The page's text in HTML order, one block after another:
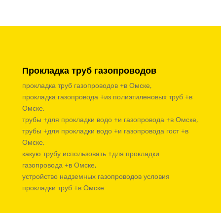
Прокладка труб газопроводов
прокладка труб газопроводов +в Омске,
прокладка газопровода +из полиэтиленовых труб +в
Омске,
трубы +для прокладки водо +и газопровода +в Омске,
трубы +для прокладки водо +и газопровода гост +в
Омске,
какую трубу использовать +для прокладки
газопровода +в Омске,
устройство надземных газопроводов условия
прокладки труб +в Омске